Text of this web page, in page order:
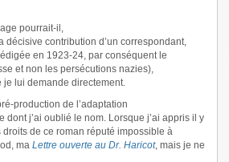
pourrait-il,
décisive contribution d’un correspondant,
en 1923-24, par conséquent le
et non les persécutions nazies),
je lui demande directement.
production de l’adaptation
dont j’ai oublié le nom. Lorsque j’ai appris il y
de ce roman réputé impossible à
ma Lettre ouverte au Dr. Haricot, mais je ne